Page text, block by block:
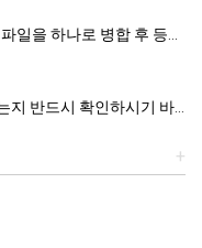
병합 후 등록하시기 바랍니다.
드시 확인하시기 바랍니다.
+